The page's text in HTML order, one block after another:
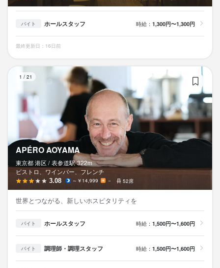
バイト ホールスタッフ 時給： 1,300円〜1,300円
最終更新日：16日前
1 / 21
APÉRO AOYAMA
東京都 港区 / 表参道駅 322m
ビストロ、ワインバー、フレンチ
3.08 ～￥14,999 － 52席
世界とつながる、新しいホスピタリティを
バイト ホールスタッフ 時給： 1,500円〜1,600円
バイト 調理師・調理スタッフ 時給： 1,500円〜1,600円